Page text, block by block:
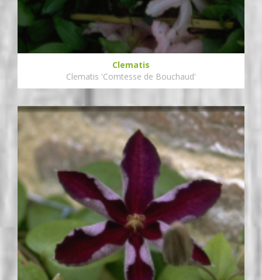
Clematis
Clematis 'Comtesse de Bouchaud'